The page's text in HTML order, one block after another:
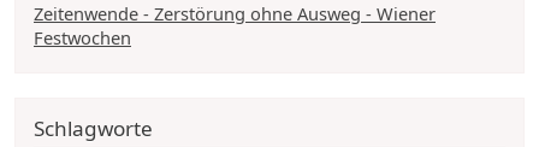
Zeitenwende - Zerstörung ohne Ausweg - Wiener
Festwochen
Schlagworte